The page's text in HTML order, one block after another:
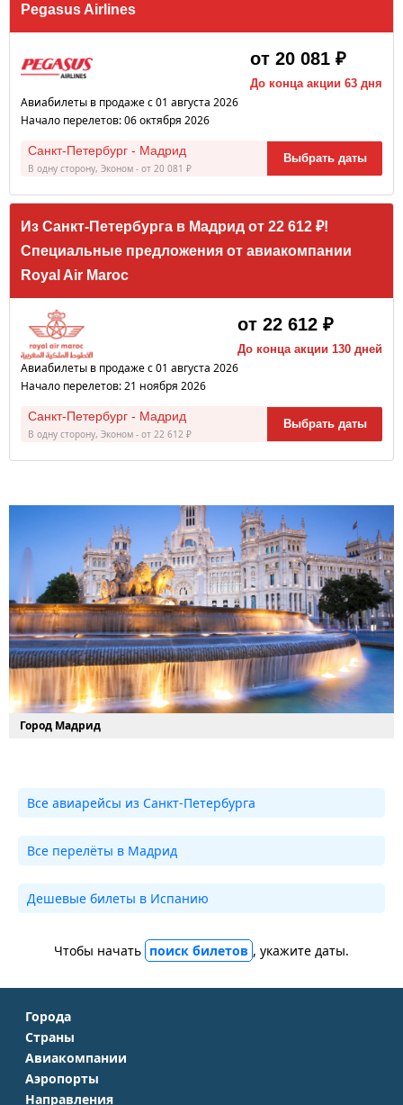
Pegasus Airlines
от 20 081 ₽
До конца акции 63 дня
Авиабилеты в продаже с 01 августа 2026
Начало перелетов: 06 октября 2026
Санкт-Петербург - Мадрид
В одну сторону, Эконом - от 20 081 ₽
Выбрать даты
Из Санкт-Петербурга в Мадрид от 22 612 ₽!
Специальные предложения от авиакомпании
Royal Air Maroc
от 22 612 ₽
До конца акции 130 дней
Авиабилеты в продаже с 01 августа 2026
Начало перелетов: 21 ноября 2026
Санкт-Петербург - Мадрид
В одну сторону, Эконом - от 22 612 ₽
Выбрать даты
Город Мадрид
Все авиарейсы из Санкт-Петербурга
Все перелёты в Мадрид
Дешевые билеты в Испанию
Чтобы начать поиск билетов , укажите даты.
Города
Москва
Санкт-Петербург
Симферополь
Страны
Крым
Турция
Авиакомпании
Аэрофлот
Аэропорты
Направления